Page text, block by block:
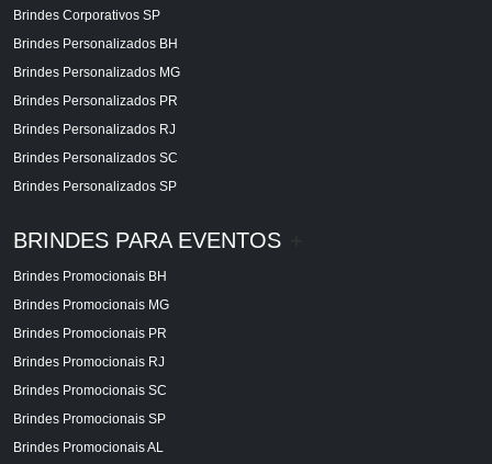
Brindes Corporativos SP
Brindes Personalizados BH
Brindes Personalizados MG
Brindes Personalizados PR
Brindes Personalizados RJ
Brindes Personalizados SC
Brindes Personalizados SP
BRINDES PARA EVENTOS
Brindes Promocionais BH
Brindes Promocionais MG
Brindes Promocionais PR
Brindes Promocionais RJ
Brindes Promocionais SC
Brindes Promocionais SP
Brindes Promocionais AL